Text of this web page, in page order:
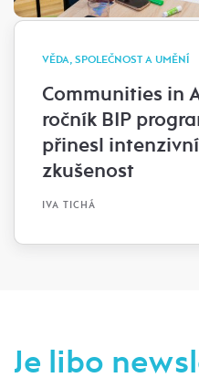
VĚDA, SPOLEČNOST A UMĚNÍ
Communities in
ročník BIP
přinesl
zkušenost
IVA TICHÁ
Je libo